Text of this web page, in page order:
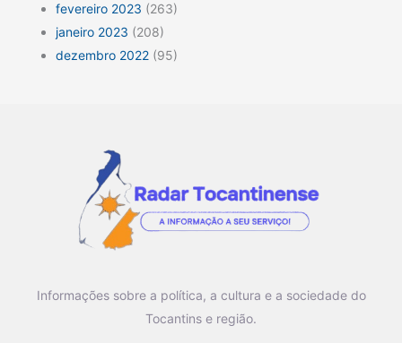
fevereiro 2023 (263)
janeiro 2023 (208)
dezembro 2022 (95)
Informações sobre a política, a cultura e a sociedade do
Tocantins e região.